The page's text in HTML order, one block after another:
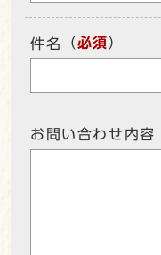
件名 （必須）
お問い合わせ内容